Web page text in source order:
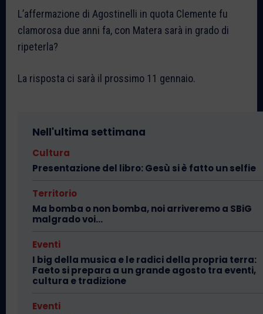
L’affermazione di Agostinelli in quota Clemente fu
clamorosa due anni fa, con Matera sarà in grado di
ripeterla?
La risposta ci sarà il prossimo 11 gennaio.
Nell'ultima settimana
Cultura
Presentazione del libro: Gesù si è fatto un selfie
Territorio
Ma bomba o non bomba, noi arriveremo a SBiG
malgrado voi…
Eventi
I big della musica e le radici della propria terra:
Faeto si prepara a un grande agosto tra eventi,
cultura e tradizione
Eventi